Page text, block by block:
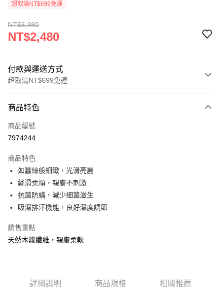
超取滿NT$699免運
NT$5,980
NT$2,480
付款與運送方式
超取滿NT$699免運
信用卡一次付款
信用卡分期付款
合作金庫商業銀行
華南商業銀行
上海商業儲蓄銀行
國泰世華商業銀行
臺灣中小企業銀行
聯邦商業銀行
元大商業銀行
超商取貨付款
LINE Pay
Apple Pay
Google Pay
相關說明
商品特色
商品編號
7974244
商品特色
如蠶絲般細緻，光滑亮麗
絲滑柔順，親膚不刺激
抗菌防蟎，減少細菌滋生
吸濕排汗機能，良好濕度調節
銷售重點
天然木漿纖維，親膚柔軟
詳細說明 商品規格 相關推薦